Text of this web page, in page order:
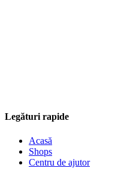
Legături rapide
Acasă
Shops
Centru de ajutor